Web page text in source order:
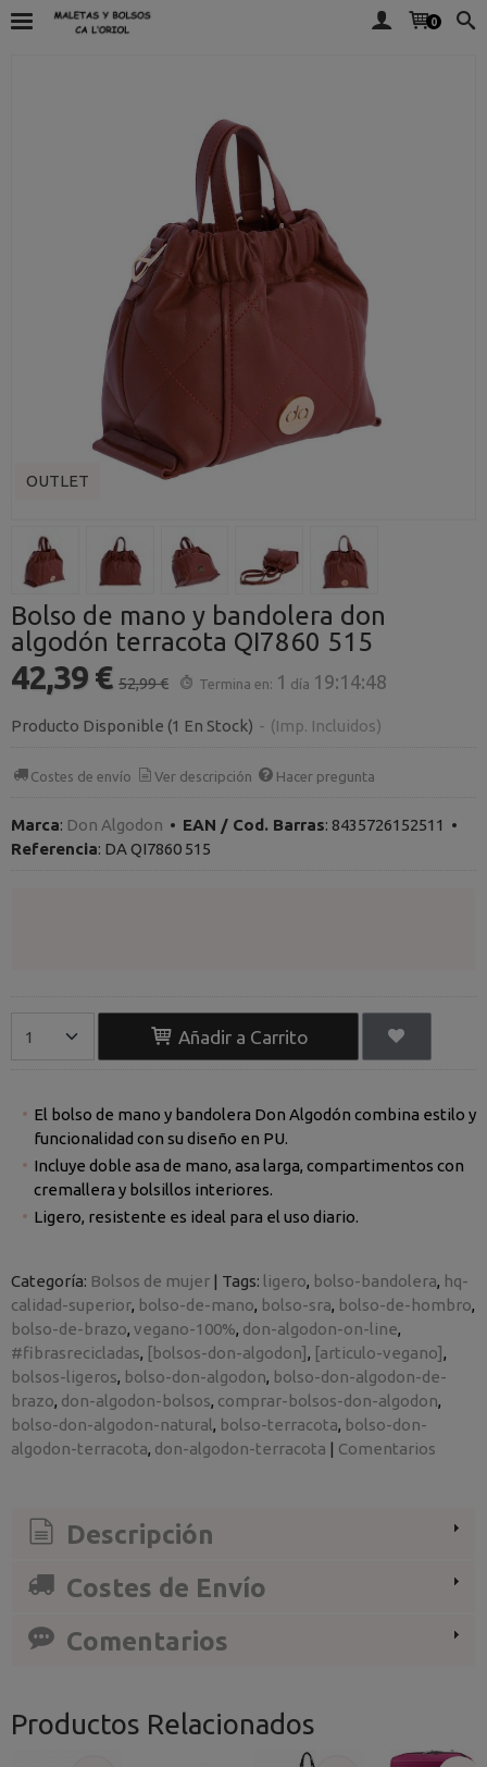
0
OUTLET
Bolso de mano y bandolera don
algodón terracota QI7860 515
42,39 € 52,99 € Termina en: 1 día 19:14:47
Producto Disponible (1 En Stock) - (Imp. Incluidos)
Costes de envío Ver descripción Hacer pregunta
Marca: Don Algodon • EAN / Cod. Barras: 8435726152511 •
Referencia: DA QI7860 515
Añadir a Carrito
El bolso de mano y bandolera Don Algodón combina estilo y
funcionalidad con su diseño en PU.
Incluye doble asa de mano, asa larga, compartimentos con
cremallera y bolsillos interiores.
Ligero, resistente es ideal para el uso diario.
Categoría: Bolsos de mujer | Tags: ligero bolso-bandolera hq-
calidad-superior bolso-de-mano bolso-sra bolso-de-hombro
bolso-de-brazo vegano-100% don-algodon-on-line
#fibrasrecicladas [bolsos-don-algodon]
[articulo-vegano]
bolsos-ligeros bolso-don-algodon bolso-don-algodon-de-
brazo don-algodon-bolsos comprar-bolsos-don-algodon
bolso-don-algodon-natural
bolso-terracota bolso-don-
algodon-terracota don-algodon-terracota | Comentarios
Descripción
Costes de Envío
Comentarios
Productos Relacionados